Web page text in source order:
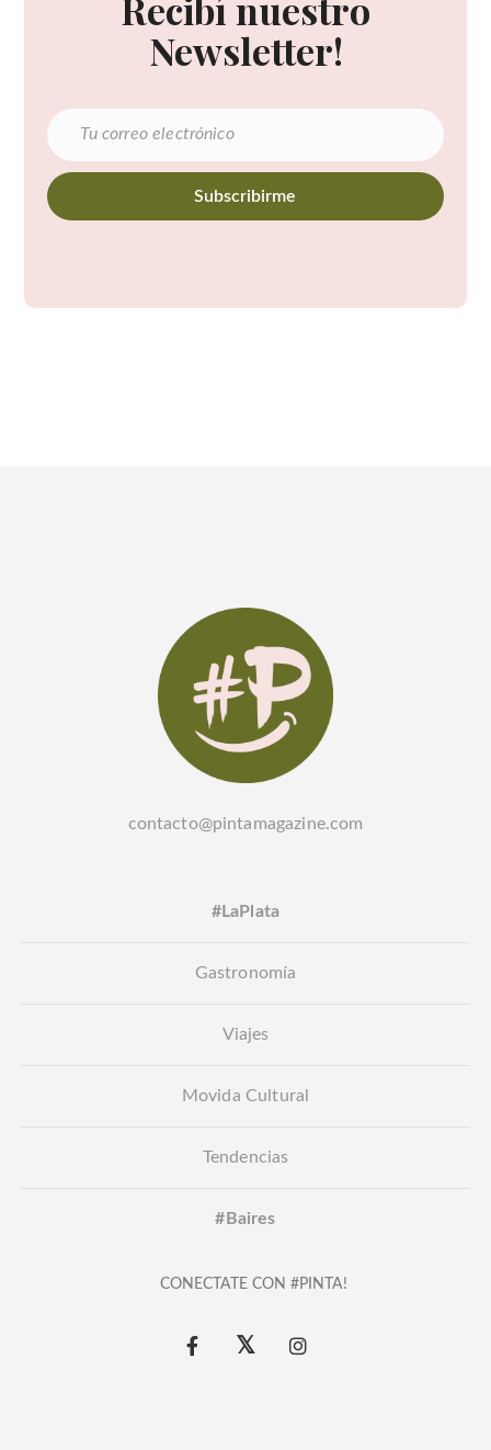
Newsletter!
contacto@pintamagazine.com
#LaPlata
Gastronomía
Viajes
Movida Cultural
Tendencias
#Baires
CONECTATE CON #PINTA!